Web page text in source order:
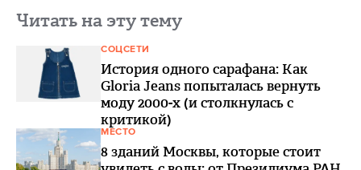
Читать на эту тему
СОЦСЕТИ
История одного сарафана: Как
Gloria Jeans попыталась вернуть
моду 2000-х (и столкнулась с
критикой)
МЕСТО
8 зданий Москвы, которые стоит